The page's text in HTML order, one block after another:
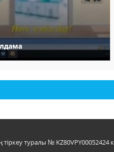
туралы № KZ80VPY00052424